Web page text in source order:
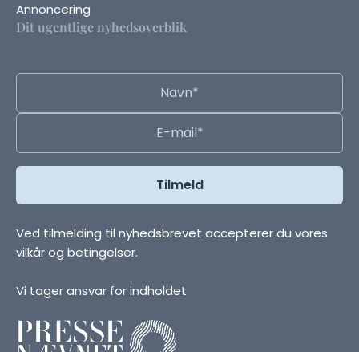
Annoncering
Dit ugentlige nyhedsoverblik
Ved tilmelding til nyhedsbrevet accepterer du vores
vilkår og betingelser.
Vi tager ansvar for indholdet